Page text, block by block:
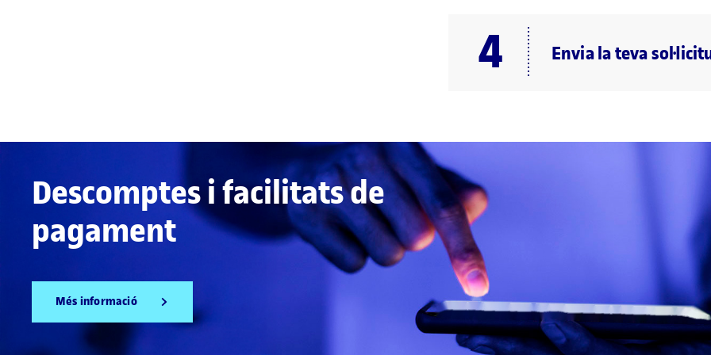
Envia la teva
Descomptes i facilitats de
pagament
Més informació